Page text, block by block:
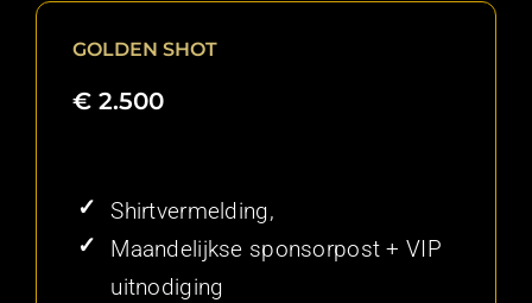
GOLDEN SHOT
€ 2.500
Shirtvermelding,
Maandelijkse sponsorpost + VIP
uitnodiging